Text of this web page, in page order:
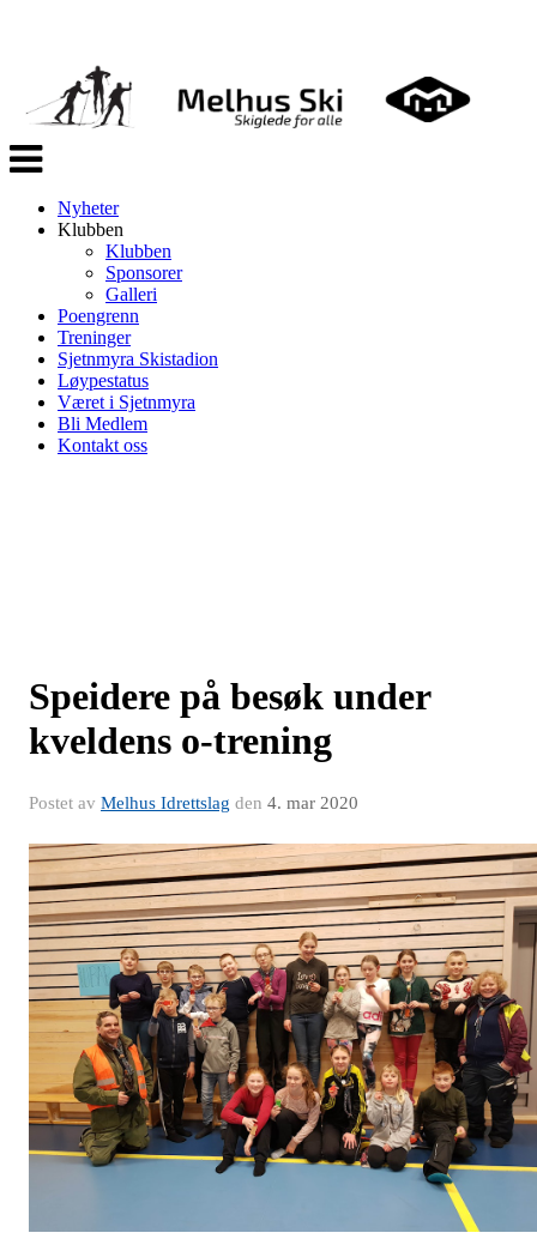
Veksle
navigasjon
Nyheter
Klubben
Klubben
Sponsorer
Galleri
Poengrenn
Treninger
Sjetnmyra Skistadion
Løypestatus
Været i Sjetnmyra
Bli Medlem
Kontakt oss
Speidere på besøk under
kveldens o-trening
Postet av Melhus Idrettslag den 4. mar 2020